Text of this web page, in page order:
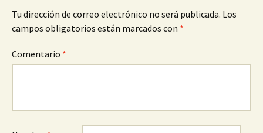
Tu dirección de correo electrónico no será publicada. Los
campos obligatorios están marcados con *
Comentario *